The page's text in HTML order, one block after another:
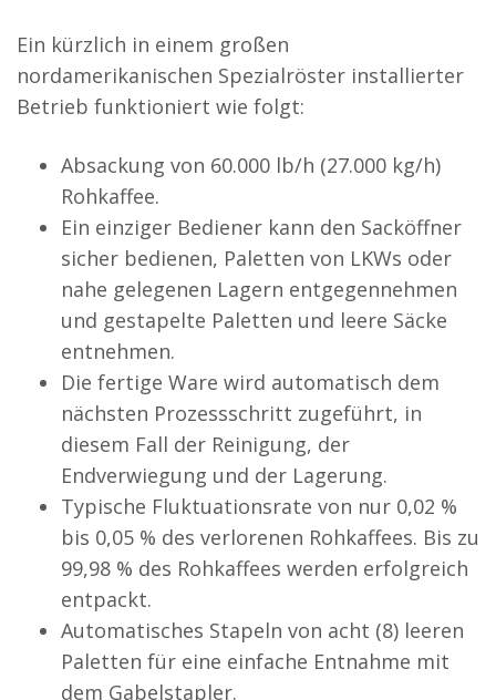
Ein kürzlich in einem großen
nordamerikanischen Spezialröster installierter
Betrieb funktioniert wie folgt:
Absackung von 60.000 lb/h (27.000 kg/h)
Rohkaffee.
Ein einziger Bediener kann den Sacköffner
sicher bedienen, Paletten von LKWs oder
nahe gelegenen Lagern entgegennehmen
und gestapelte Paletten und leere Säcke
entnehmen.
Die fertige Ware wird automatisch dem
nächsten Prozessschritt zugeführt, in
diesem Fall der Reinigung, der
Endverwiegung und der Lagerung.
Typische Fluktuationsrate von nur 0,02 %
bis 0,05 % des verlorenen Rohkaffees. Bis zu
99,98 % des Rohkaffees werden erfolgreich
entpackt.
Automatisches Stapeln von acht (8) leeren
Paletten für eine einfache Entnahme mit
dem Gabelstapler.